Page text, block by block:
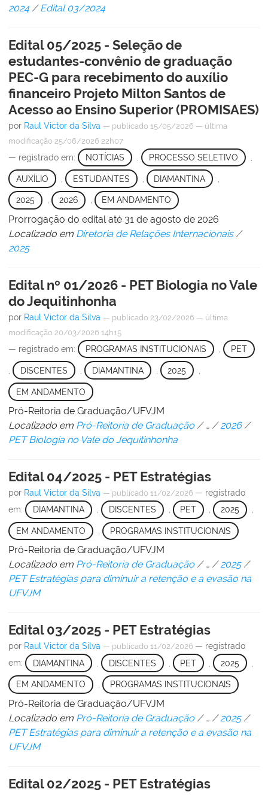
2024 /Edital 03/2024
Edital 05/2025 - Seleção de
estudantes-convênio de graduação
PEC-G para recebimento do auxílio
financeiro Projeto Milton Santos de
Acesso ao Ensino Superior (PROMISAES)
por Raul Victor da Silva — publicado 15/05/2026 — última
modificação 25/06/2026 22h07
— registrado em: NOTÍCIAS PROCESSO SELETIVO
AUXÍLIO ESTUDANTES DIAMANTINA
2025 , 2026 , EM ANDAMENTO
Prorrogação do edital até 31 de agosto de 2026
Localizado em Diretoria de Relações Internacionais /
2025
Edital nº 01/2026 - PET Biologia no Vale
do Jequitinhonha
por Raul Victor da Silva — publicado 23/02/2026 — última
modificação 20/03/2026 14h15
— registrado em: PROGRAMAS INSTITUCIONAIS PET
DISCENTES DIAMANTINA 2025
EM ANDAMENTO
Pró-Reitoria de Graduação/UFVJM
Localizado em Pró-Reitoria de Graduação /… /2026 /
PET Biologia no Vale do Jequitinhonha
Edital 04/2025 - PET Estratégias
por Raul Victor da Silva — publicado 11/02/2026 — registrado
em:
DIAMANTINA , DISCENTES , PET , 2025 ,
EM ANDAMENTO PROGRAMAS INSTITUCIONAIS
Pró-Reitoria de Graduação/UFVJM
Localizado em Pró-Reitoria de Graduação /… /2025 /
PET Estratégias para diminuir a retenção e a evasão na
UFVJM
Edital 03/2025 - PET Estratégias
por Raul Victor da Silva — publicado 11/02/2026 — registrado
em:
DIAMANTINA DISCENTES PET , 2025
EM ANDAMENTO , PROGRAMAS INSTITUCIONAIS
Pró-Reitoria de Graduação/UFVJM
Localizado em Pró-Reitoria de Graduação /… /2025 /
PET Estratégias para diminuir a retenção e a evasão na
UFVJM
Edital 02/2025 - PET Estratégias